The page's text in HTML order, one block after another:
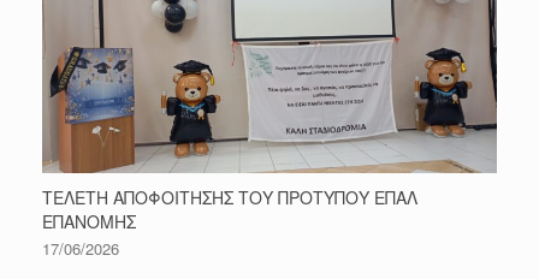
ΤΕΛΕΤΗ ΑΠΟΦΟΙΤΗΣΗΣ ΤΟΥ ΠΡΟΤΥΠΟΥ ΕΠΑΛ
ΕΠΑΝΟΜΗΣ
17/06/2026